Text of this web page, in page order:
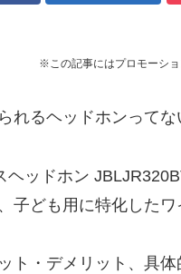
※この記事にはプロモーショ
れるヘッドホンって
ヘッドホン
子ども用に特化したワ
ト・デメリット、具